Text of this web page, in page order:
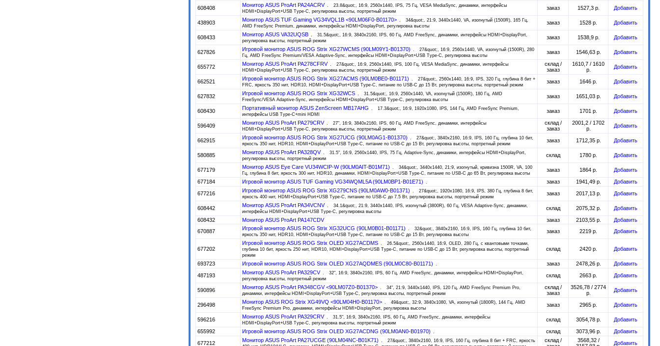
608408 Монитор ASUS ProArt PA24ACRV
23.8&quot;, 16:9, 2560x1440, IPS, 75 Гц, VESA MediaSync, динамики, интерфейсы
HDMI+DisplayPort+USB Type-C, регулировка высоты, портретный режим
заказ 1527,3 р. Добавить
438903 Монитор ASUS TUF Gaming VG34VQL1B <90LM06F0-B01170>
34&quot;, 21:9, 3440x1440, VA, изогнутый (1500R), 165 Гц,
AMD FreeSync Premium, динамики, интерфейсы HDMI+DisplayPort, регулировка высоты
заказ 1528 р. Добавить
608433 Монитор ASUS VA32UQSB
31.5&quot;, 16:9, 3840x2160, IPS, 60 Гц, AMD FreeSync, динамики, интерфейсы HDMI+DisplayPort,
регулировка высоты, портретный режим
заказ 1538,9 р. Добавить
627826 Игровой монитор ASUS ROG Strix XG27WCMS (90LM09Y1-B01370)
27&quot;, 16:9, 2560x1440, VA, изогнутый (1500R), 280
Гц, AMD FreeSync Premium/VESA Adaptive-Sync, интерфейсы HDMI+DisplayPort+USB Type-C, регулировка высоты
заказ 1546,63 р. Добавить
655772 Монитор ASUS ProArt PA278CFRV
27&quot;, 16:9, 2560x1440, IPS, 100 Гц, VESA MediaSync, динамики, интерфейсы
HDMI+DisplayPort+USB Type-C, регулировка высоты, портретный режим
склад /
заказ
1610,7 / 1610
р.
Добавить
662521 Игровой монитор ASUS ROG Strix XG27ACMS (90LM0BE0-B01171)
27&quot;, 2560x1440, 16:9, IPS, 320 Гц, глубина 8 бит +
FRC, яркость 350 нит, HDR10, HDMI+DisplayPort+USB Type-C, питание по USB-C до 15 Вт, регулировка высоты, портретный режим
заказ 1646 р. Добавить
627832 Игровой монитор ASUS ROG Strix XG32WCS
31.5&quot;, 16:9, 2560x1440, VA, изогнутый (1500R), 180 Гц, AMD
FreeSync/VESA Adaptive-Sync, интерфейсы HDMI+DisplayPort+USB Type-C, регулировка высоты
заказ 1651,03 р. Добавить
608430 Портативный монитор ASUS ZenScreen MB17AHG
17.3&quot;, 16:9, 1920x1080, IPS, 144 Гц, AMD FreeSync Premium,
интерфейсы USB Type-C+mini HDMI
заказ 1701 р. Добавить
596409 Монитор ASUS ProArt PA279CRV
27", 16:9, 3840x2160, IPS, 60 Гц, AMD FreeSync, динамики, интерфейсы
HDMI+DisplayPort+USB Type-C, регулировка высоты, портретный режим
склад /
заказ
2001,2 / 1702
р.
Добавить
662915 Игровой монитор ASUS ROG Strix XG27UCG (90LM0AG1-B01370)
27&quot;, 3840x2160, 16:9, IPS, 160 Гц, глубина 10 бит,
яркость 350 нит, HDR10, HDMI+DisplayPort+USB Type-C, питание по USB-C до 15 Вт, регулировка высоты, портретный режим
заказ 1712,35 р. Добавить
580885 Монитор ASUS ProArt PA328QV
31.5", 16:9, 2560x1440, IPS, 75 Гц, Adaptive-Sync, динамики, интерфейсы HDMI+DisplayPort,
регулировка высоты, портретный режим
склад 1780 р. Добавить
677179 Монитор ASUS Eye Care VU34WCIP-W (90LM0AIT-B01M71)
34&quot;, 3440x1440, 21:9, изогнутый, кривизна 1500R, VA, 100
Гц, глубина 8 бит, яркость 300 нит, HDR10, динамики, HDMI+DisplayPort+USB Type-C, питание по USB-C до 65 Вт, регулировка высоты
заказ 1864 р.
Добавить
677184
Игровой монитор ASUS TUF Gaming VG34WQML5A (90LM0BP1-B01E71) заказ 1941,49 р.
Добавить
677216
Игровой монитор ASUS ROG Strix XG279CNS (90LM0AW0-B01371)
27&quot;, 1920x1080, 16:9, IPS, 380 Гц, глубина 8 бит,
яркость 400 нит, HDMI+DisplayPort+USB Type-C, питание по USB-C до 7.5 Вт, регулировка высоты, портретный режим
заказ 2017,13 р. Добавить
608442 Монитор ASUS ProArt PA34VCNV
34.1&quot;, 21:9, 3440x1440, IPS, изогнутый (3800R), 60 Гц, VESA Adaptive-Sync, динамики,
интерфейсы HDMI+DisplayPort+USB Type-C, регулировка высоты
склад 2075,32 р.
Добавить
608432
Монитор ASUS ProArt PA147CDV заказ 2103,55 р.
Добавить
670887
Игровой монитор ASUS ROG Strix XG32UCG (90LM0B01-B01171)
32&quot;, 3840x2160, 16:9, IPS, 160 Гц, глубина 10 бит,
яркость 350 нит, HDR10, HDMI+DisplayPort+USB Type-C, питание по USB-C до 15 Вт, регулировка высоты
заказ 2219 р. Добавить
677202
Игровой монитор ASUS ROG Strix OLED XG27ACDMS
26.5&quot;, 2560x1440, 16:9, OLED, 280 Гц, c квантовыми точками,
глубина 10 бит, яркость 250 нит, HDR10, HDMI+DisplayPort+USB Type-C, питание по USB-C до 15 Вт, регулировка высоты, портретный
режим
склад 2420 р. Добавить
693723 Игровой монитор ASUS ROG Strix OLED XG27AQDMES (90LM0C80-B01171) заказ 2478,26 р.
Добавить
487193
Монитор ASUS ProArt PA329CV
32", 16:9, 3840x2160, IPS, 60 Гц, AMD FreeSync, динамики, интерфейсы HDMI+DisplayPort,
регулировка высоты, портретный режим
склад 2663 р. Добавить
590896 Монитор ASUS ProArt PA348CGV <90LM07Z0-B01370>
34", 21:9, 3440x1440, IPS, 120 Гц, AMD FreeSync Premium Pro,
динамики, интерфейсы HDMI+DisplayPort+USB Type-C, регулировка высоты, портретный режим
склад /
заказ
3526,78 / 2774
р.
Добавить
296498 Монитор ASUS ROG Strix XG49VQ <90LM04H0-B01170>
49&quot;, 32:9, 3840x1080, VA, изогнутый (1800R), 144 Гц, AMD
FreeSync Premium Pro, динамики, интерфейсы HDMI+DisplayPort, регулировка высоты
заказ 2965 р. Добавить
596216 Монитор ASUS ProArt PA329CRV
31.5", 16:9, 3840x2160, IPS, 60 Гц, AMD FreeSync, динамики, интерфейсы
HDMI+DisplayPort+USB Type-C, регулировка высоты, портретный режим
склад 3054,78 р.
Добавить
655992
Игровой монитор ASUS ROG Strix OLED XG27ACDNG (90LM0AN0-B01970) склад 3073,96 р.
Добавить
677212
Монитор ASUS ProArt PA27UCGE (90LM04NC-B01K71)
27&quot;, 3840x2160, 16:9, IPS, 160 Гц, глубина 8 бит + FRC, яркость
склад /
3568,32 /
Добавить